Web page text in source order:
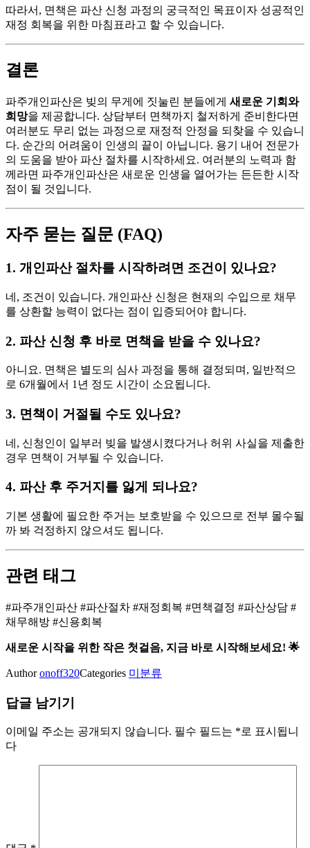
따라서, 면책은 파산 신청 과정의 궁극적인 목표이자 성공적인
재정 회복을 위한 마침표라고 할 수 있습니다.
결론
파주개인파산은 빚의 무게에 짓눌린 분들에게 새로운 기회와
희망을 제공합니다. 상담부터 면책까지 철저하게 준비한다면
여러분도 무리 없는 과정으로 재정적 안정을 되찾을 수 있습니
다. 순간의 어려움이 인생의 끝이 아닙니다. 용기 내어 전문가
의 도움을 받아 파산 절차를 시작하세요. 여러분의 노력과 함
께라면 파주개인파산은 새로운 인생을 열어가는 든든한 시작
점이 될 것입니다.
자주 묻는 질문 (FAQ)
1. 개인파산 절차를 시작하려면 조건이 있나요?
네, 조건이 있습니다. 개인파산 신청은 현재의 수입으로 채무
를 상환할 능력이 없다는 점이 입증되어야 합니다.
2. 파산 신청 후 바로 면책을 받을 수 있나요?
아니요. 면책은 별도의 심사 과정을 통해 결정되며, 일반적으
로 6개월에서 1년 정도 시간이 소요됩니다.
3. 면책이 거절될 수도 있나요?
네, 신청인이 일부러 빚을 발생시켰다거나 허위 사실을 제출한
경우 면책이 거부될 수 있습니다.
4. 파산 후 주거지를 잃게 되나요?
기본 생활에 필요한 주거는 보호받을 수 있으므로 전부 몰수될
까 봐 걱정하지 않으셔도 됩니다.
관련 태그
#파주개인파산 #파산절차 #재정회복 #면책결정 #파산상담 #
채무해방 #신용회복
새로운 시작을 위한 작은 첫걸음, 지금 바로 시작해보세요! 🌟
Authoronoff320Categories 미분류
답글 남기기
이메일 주소는 공개되지 않습니다. 필수 필드는 *로 표시됩니
다